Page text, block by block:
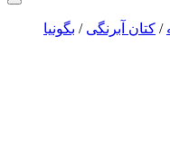
Toggle
navigation
/ کتان آبرنگی /